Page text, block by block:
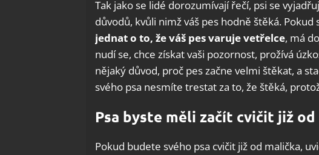
Tak jako se lidé dorozumívají řečí, psi se
důvodů, kvůli nimž váš pes hodně štěká.
jednat o to, že váš pes varuje vetřelce, má
nudí se, chce získat vaši pozornost, prožívá
nějaký důvod, proč pes začne velmi štěkat, a
svého psa nesmíte trestat za to, že štěká,
Psa byste měli začít cvičit již od
Pokud budete svého psa cvičit již od malička,